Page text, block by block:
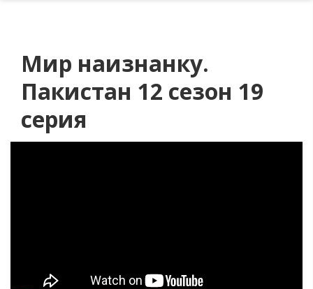
Мир наизнанку.
Пакистан 12 сезон 19
серия